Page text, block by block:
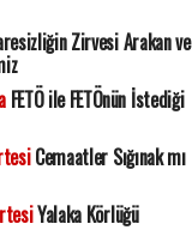
Zirvesi Arakan ve
FETÖ ile FETÖnün İstediği
Cemaatler Sığınak mı
Yalaka Körlüğü